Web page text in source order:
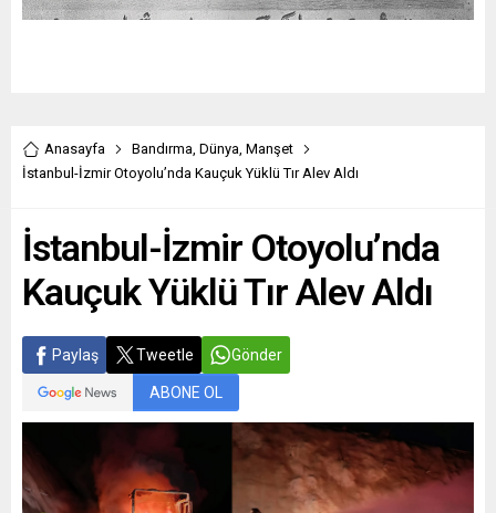
Anasayfa Bandırma, Dünya, Manşet
İstanbul-İzmir Otoyolu’nda Kauçuk Yüklü Tır Alev Aldı
İstanbul-İzmir Otoyolu’nda
Kauçuk Yüklü Tır Alev Aldı
Paylaş Tweetle Gönder
ABONE OL